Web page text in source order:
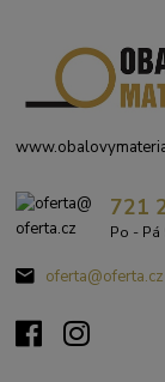
721
Po - Pá
oferta@oferta.cz